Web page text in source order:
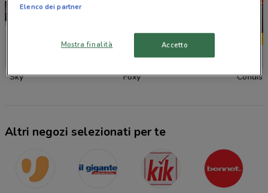
Sky
-3 GIORNI
Foxy Cofidis
Altri negozi selezionati per te
Elenco dei partner
Mostra finalità Accetto